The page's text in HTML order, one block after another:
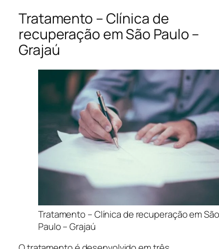
Tratamento – Clínica de
recuperação em São Paulo –
Grajaú
Tratamento – Clínica de recuperação em São
Paulo – Grajaú